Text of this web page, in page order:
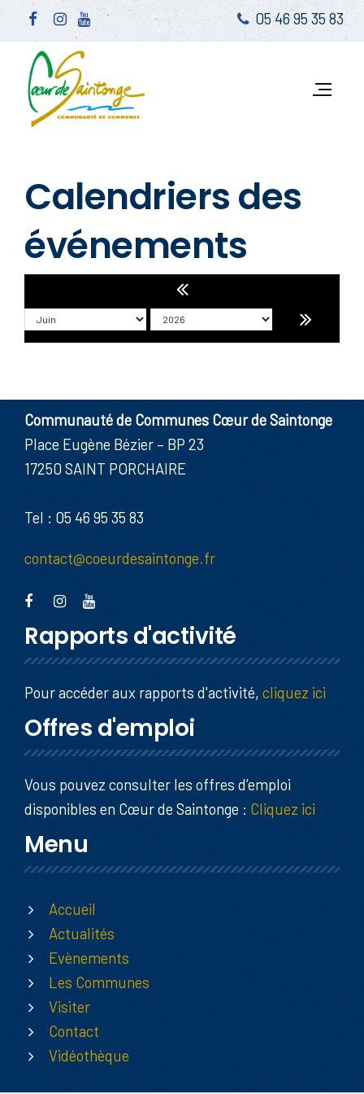
05 46 95 35 83
Calendriers des
événements
Communauté de Communes Cœur de Saintonge
Place Eugène Bézier – BP 23
17250 SAINT PORCHAIRE
Tel : 05 46 95 35 83
contact@coeurdesaintonge.fr
Rapports d'activité
Pour accéder aux rapports d'activité, cliquez ici
Offres d'emploi
Vous pouvez consulter les offres d’emploi
disponibles en Cœur de Saintonge : Cliquez ici
Menu
Accueil
Actualités
Evènements
Les Communes
Visiter
Contact
Vidéothèque